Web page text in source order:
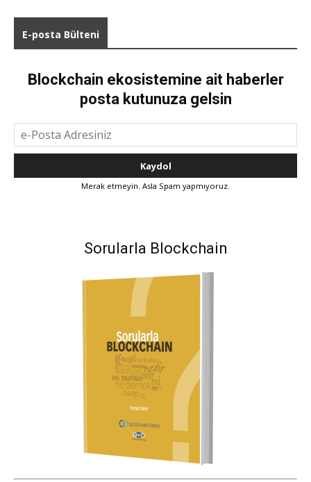
E-posta Bülteni
Blockchain ekosistemine ait haberler
posta kutunuza gelsin
Merak etmeyin. Asla Spam yapmıyoruz.
Sorularla Blockchain